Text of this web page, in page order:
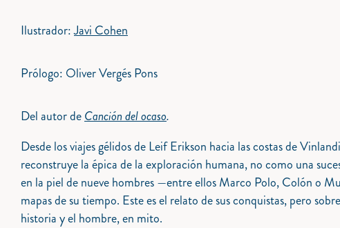
Ilustrador:Javi Cohen
Prólogo: Oliver Vergés Pons
Del autor deCanción del ocaso.
Desde los viajes gélidos de Leif Erikson hacia las costas de
reconstruye la épica de la exploración humana, no como una
en la piel de nueve hombres —entre ellos Marco Polo, Colón o
mapas de su tiempo. Este es el relato de sus conquistas, pero
historia y el hombre, en mito.